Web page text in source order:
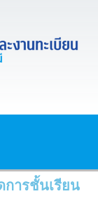
การชั้นเรียน